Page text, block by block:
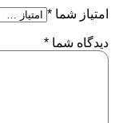
امتیاز شما *
دیدگاه شما *